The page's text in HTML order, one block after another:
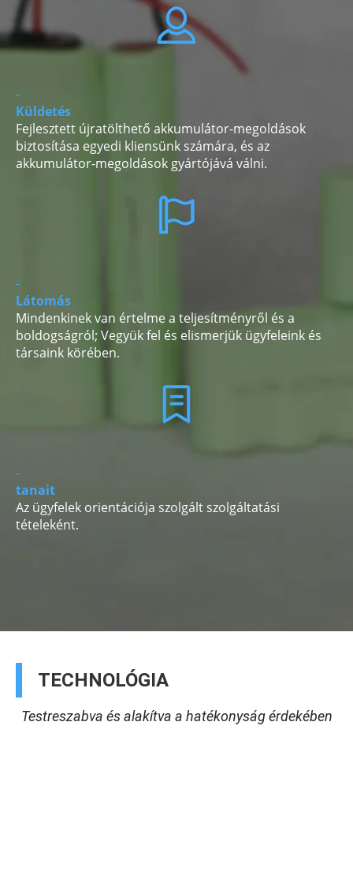
-
Küldetés
Fejlesztett újratölthető akkumulátor-megoldások
biztosítása egyedi kliensünk számára, és az
akkumulátor-megoldások gyártójává válni.
-
Látomás
Mindenkinek van értelme a teljesítményről és a
boldogságról; Vegyük fel és elismerjük ügyfeleink és
társaink körében.
-
tanait
Az ügyfelek orientációja szolgált szolgáltatási
tételeként.
TECHNOLÓGIA
Testreszabva és alakítva a hatékonyság érdekében